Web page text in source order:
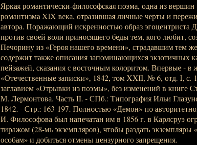
Яркая романтически-философская поэма, одна из вершин
романтизма XIX века, отразившая личные черты и
автора. Поражающий искренностью образ эгоцентриста
против своей воли приносящего беды тем, кого любит,
Печорину из «Героя нашего времени», страдавшим тем
содержит также описания запоминающихся экзотичных
пейзажей, сказания с восточным колоритом. Впервые - в
«Отечественные записки», 1842, том XXII, № 6, отд. I, с.
заглавием «Отрывки из поэмы», без изменений в книге
М. Лермонтова. Часть II. - СПб.: Типография Ильи
1842. - Стр.: 163-197. Полностью «Демон» по
И. Философова был напечатан им в 1856 г. в Карлсруэ
тиражом (28-мь экземпляров), чтобы раздать экземпляры
особам» и добиться отмены цензурного запрещения.